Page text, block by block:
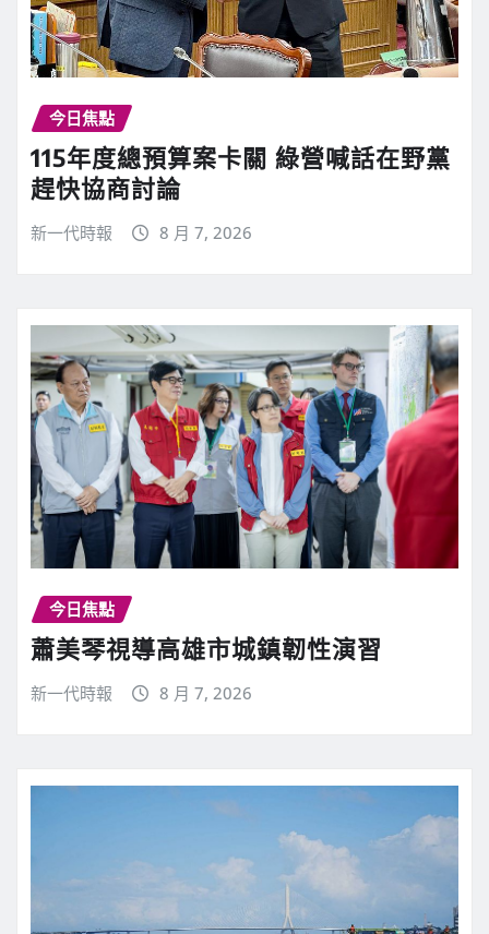
今日焦點
115年度總預算案卡關 綠營喊話在野黨
趕快協商討論
新一代時報 8 月 7, 2026
今日焦點
蕭美琴視導高雄市城鎮韌性演習
新一代時報 8 月 7, 2026